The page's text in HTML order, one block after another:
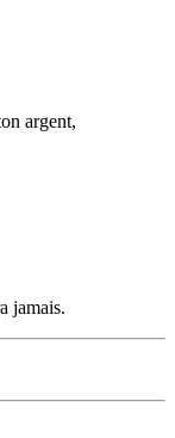
argent,
jamais.